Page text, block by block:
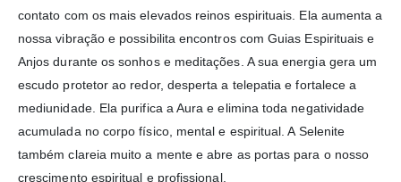
contato com os mais elevados reinos espirituais. Ela aumenta a
nossa vibração e possibilita encontros com Guias Espirituais e
Anjos durante os sonhos e meditações. A sua energia gera um
escudo protetor ao redor, desperta a telepatia e fortalece a
mediunidade. Ela purifica a Aura e elimina toda negatividade
acumulada no corpo físico, mental e espiritual. A Selenite
também clareia muito a mente e abre as portas para o nosso
crescimento espiritual e profissional.